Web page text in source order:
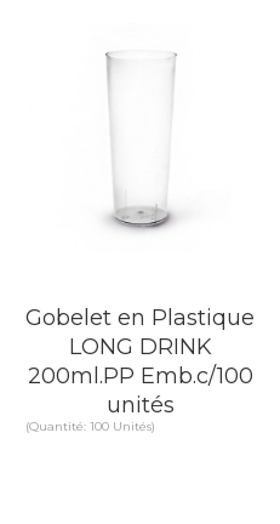
Gobelet en Plastique
LONG DRINK
200ml.PP Emb.c/100
unités
(Quantité: 100 Unités)